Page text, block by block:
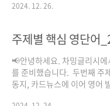
습니다. 그럼 많은 관심 부탁드
제별 핵심 영단어_3. 동물
지원되지 않습니다. 지원되
drive.google.com
2024. 12. 26.
주제별 핵심 영단어
📢안녕하세요. 차밍글리시
를 준비했습니다. 두번째 주
동지, 카드뉴스에 이어 영어